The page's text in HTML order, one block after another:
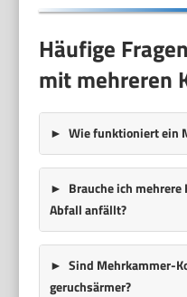
Häufige
mit mehreren
Wie funktioniert ein
Brauche ich
Abfall anfällt?
Sind Mehrkammer-
geruchsärmer?